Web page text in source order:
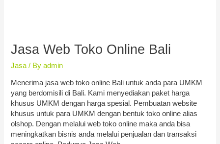
Jasa Web Toko Online Bali
Jasa / Byadmin
Menerima jasa web toko online Bali untuk anda para UMKM
yang berdomisili di Bali. Kami menyediakan paket harga
khusus UMKM dengan harga spesial. Pembuatan website
khusus untuk para UMKM dengan bentuk toko online alias
olshop. Dengan melalui web toko online maka anda bisa
meningkatkan bisnis anda melalui penjualan dan transaksi